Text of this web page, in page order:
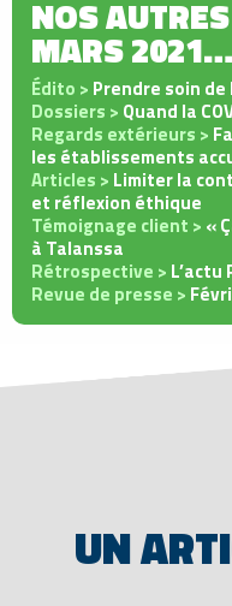
NOS
MARS 2021…
Édito > Prendre soin
Dossiers > Quand la
Regards extérieurs >
les établissements
Articles > Limiter la
et réflexion éthique
Témoignage client > «
à Talanssa
Rétrospective >
Revue de presse >
UN